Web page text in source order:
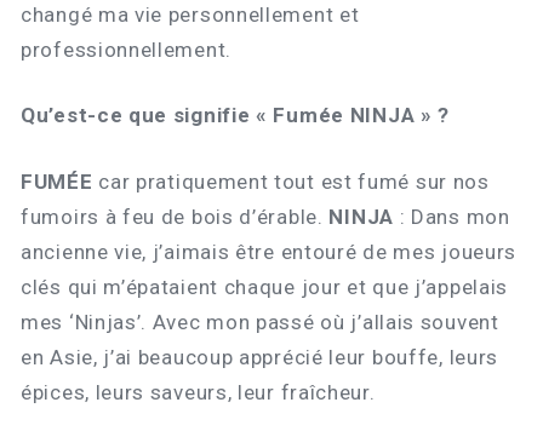
changé ma vie personnellement et
professionnellement.
Qu’est-ce que signifie « Fumée NINJA » ?
FUMÉE car pratiquement tout est fumé sur nos
fumoirs à feu de bois d’érable. NINJA : Dans mon
ancienne vie, j’aimais être entouré de mes joueurs
clés qui m’épataient chaque jour et que j’appelais
mes ‘Ninjas’. Avec mon passé où j’allais souvent
en Asie, j’ai beaucoup apprécié leur bouffe, leurs
épices, leurs saveurs, leur fraîcheur.